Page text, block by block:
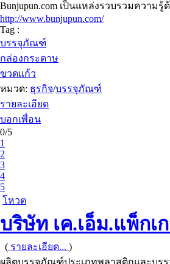
Bunjupun.com เป็นแหล่งรวบรวมความ
http://www.bunjupun.com/
Tag :
บรรจุภัณฑ์
กล่องกระดาษ
ขวดแก้ว
หมวด: ธุรกิจ/บรรจุภัณฑ์
รายละเอียด
บอกเพื่อน
0/5
1
2
3
4
5
โหวต
บริษัท เค.เอ็ม.แพ็กเ
( รายละเอียด... )
ผลิตบรรจุภัณฑ์ประเภทพลาสติกและบร